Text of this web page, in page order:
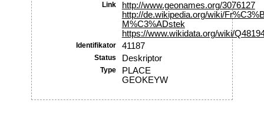
Link
http://www.geonames.org/3076127
http://de.wikipedia.org/wiki/
M%C3%ADstek
https://www.wikidata.org/wiki/
Identifikator 41187
Status Deskriptor
Type
PLACE
GEOKEYW